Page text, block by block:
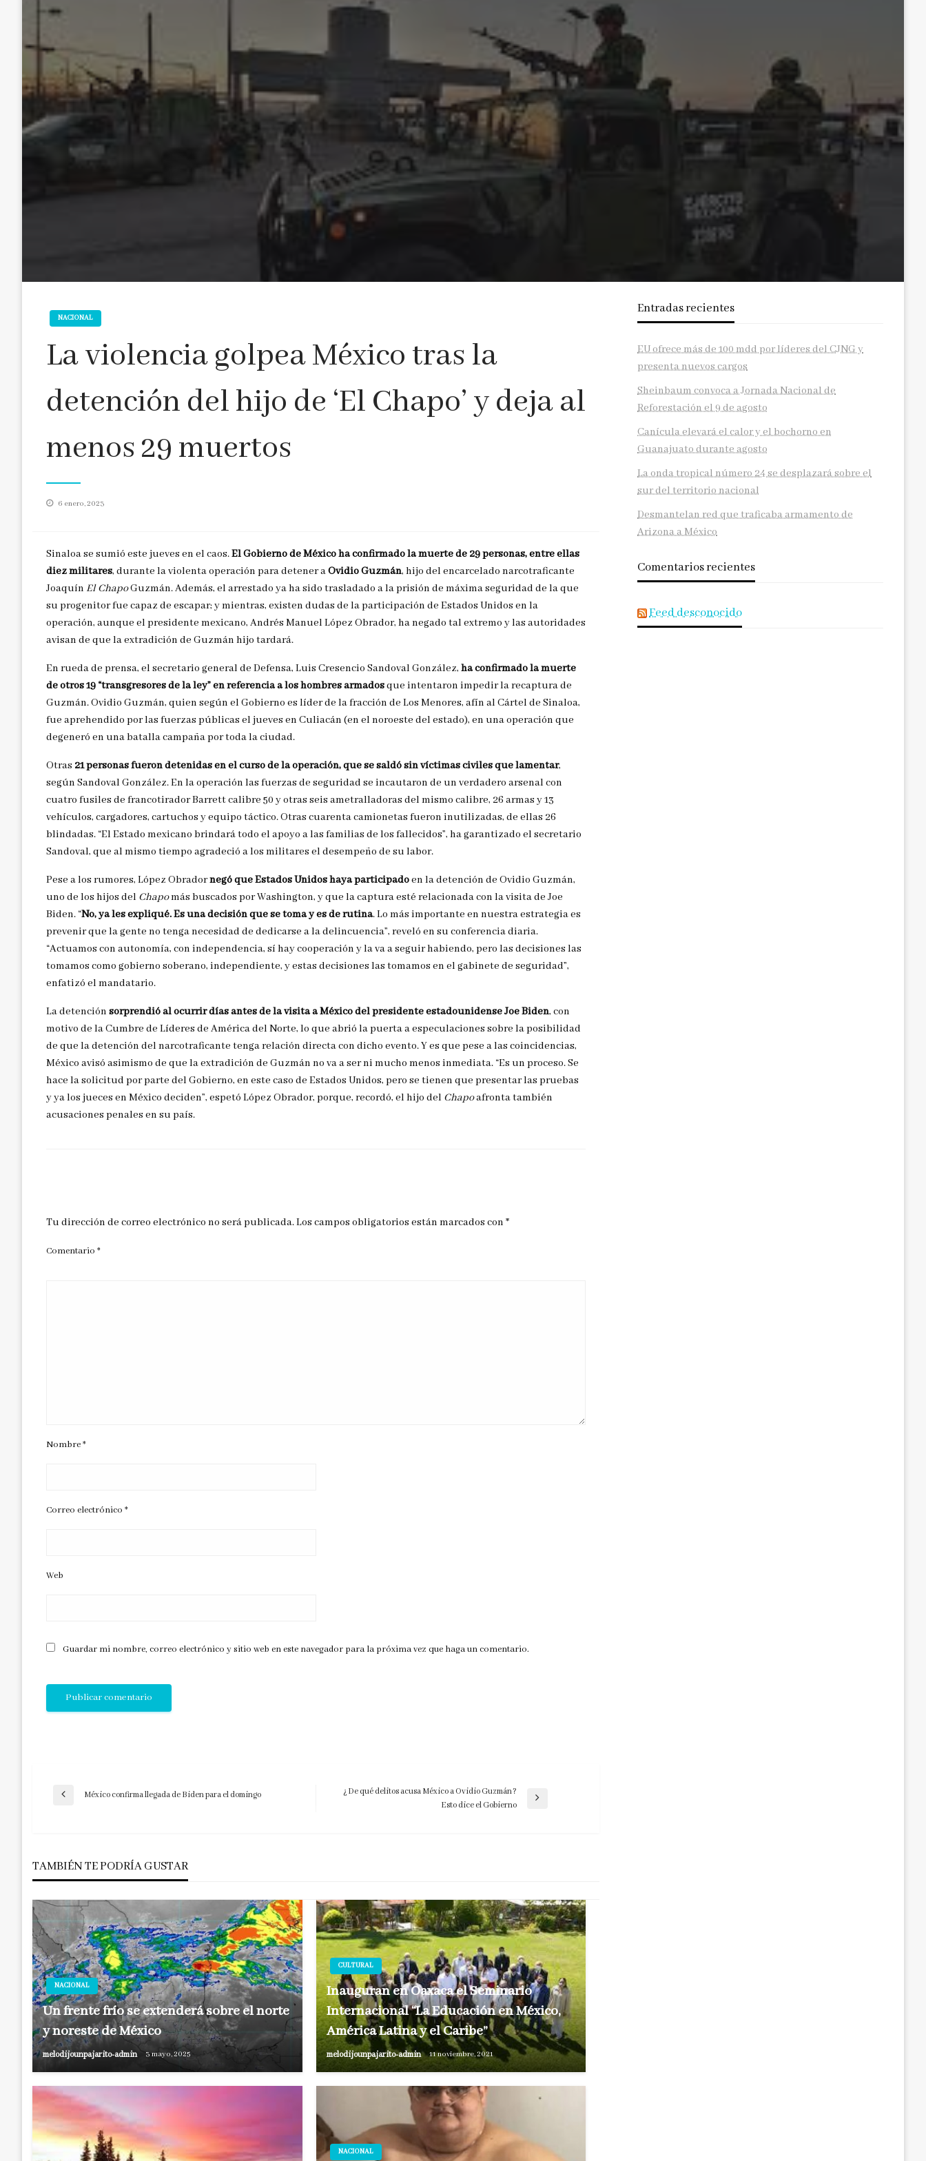
NACIONAL
La violencia golpea México tras la
detención del hijo de ‘El Chapo’ y deja al
menos 29 muertos
Publicado
6 enero, 2023
Sinaloa se sumió este jueves en el caos.El Gobierno de México ha confirmado la muerte de 29 personas, entre ellas
diez militares, durante la violenta operación para detener aOvidio Guzmán, hijo del encarcelado narcotraficante
Joaquín El ChapoGuzmán. Además, el arrestado ya ha sido trasladado a la prisión de máxima seguridad de la que
su progenitor fue capaz de escapar; y mientras, existen dudas de la participación de Estados Unidos en la
operación, aunque el presidente mexicano, Andrés Manuel López Obrador, ha negado tal extremo y las autoridades
avisan de que la extradición de Guzmán hijo tardará.
En rueda de prensa, el secretario general de Defensa, Luis Cresencio Sandoval González, ha confirmado la muerte
de otros 19 “transgresores de la ley” en referencia a los hombres armadosque intentaron impedir la recaptura de
Guzmán. Ovidio Guzmán, quien según el Gobierno es líder de la fracción de Los Menores, afín al Cártel de Sinaloa,
fue aprehendido por las fuerzas públicas el jueves en Culiacán (en el noroeste del estado), en una operación que
degeneró en una batalla campaña por toda la ciudad.
Otras 21 personas fueron detenidas en el curso de la operación, que se saldó sin víctimas civiles que lamentar,
según Sandoval González. En la operación las fuerzas de seguridad se incautaron de un verdadero arsenal con
cuatro fusiles de francotirador Barrett calibre 50 y otras seis ametralladoras del mismo calibre, 26 armas y 13
vehículos, cargadores, cartuchos y equipo táctico. Otras cuarenta camionetas fueron inutilizadas, de ellas 26
blindadas. “El Estado mexicano brindará todo el apoyo a las familias de los fallecidos”, ha garantizado el secretario
Sandoval, que al mismo tiempo agradeció a los militares el desempeño de su labor.
Pese a los rumores, López Obradornegó que Estados Unidos haya participadoen la detención de Ovidio Guzmán,
uno de los hijos del Chapomás buscados por Washington, y que la captura esté relacionada con la visita de Joe
Biden. “No, ya les expliqué. Es una decisión que se toma y es de rutina. Lo más importante en nuestra estrategia es
prevenir que la gente no tenga necesidad de dedicarse a la delincuencia”, reveló en su conferencia diaria.
“Actuamos con autonomía, con independencia, sí hay cooperación y la va a seguir habiendo, pero las decisiones las
tomamos como gobierno soberano, independiente, y estas decisiones las tomamos en el gabinete de seguridad”,
enfatizó el mandatario.
La detención sorprendió al ocurrir días antes de la visita a México del presidente estadounidense Joe Biden, con
motivo de la Cumbre de Líderes de América del Norte, lo que abrió la puerta a especulaciones sobre la posibilidad
de que la detención del narcotraficante tenga relación directa con dicho evento. Y es que pese a las coincidencias,
México avisó asimismo de que la extradición de Guzmán no va a ser ni mucho menos inmediata. “Es un proceso. Se
hace la solicitud por parte del Gobierno, en este caso de Estados Unidos, pero se tienen que presentar las pruebas
y ya los jueces en México deciden”, espetó López Obrador, porque, recordó, el hijo del Chapoafronta también
acusaciones penales en su país.
Tu dirección de correo electrónico no será publicada.Los campos obligatorios están marcados con *
Comentario *
Nombre*
Correo electrónico *
Web
Guardar mi nombre, correo electrónico y sitio web en este navegador para la próxima vez que haga un comentario.
Navegación
entradas
Entrada
México confirma llegada de Biden para el domingo
¿De qué delitos acusa México a Ovidio Guzmán?
Esto dice el Gobierno
TAMBIÉN TE PODRÍA GUSTAR
NACIONAL
Un frente frío se extenderá sobre el norte
y noreste de México
melodijounpajarito-admin 3 mayo, 2025
CULTURAL
Inauguran en Oaxaca el Seminario
Internacional “La Educación en México,
América Latina y el Caribe”
melodijounpajarito-admin 11 noviembre, 2021
NACIONAL
Entradas recientes
EU ofrece más de 100 mdd por líderes del CJNG y
presenta nuevos cargos
Sheinbaum convoca a Jornada Nacional de
Reforestación el 9 de agosto
Canícula elevará el calor y el bochorno en
Guanajuato durante agosto
La onda tropical número 24 se desplazará sobre el
sur del territorio nacional
Desmantelan red que traficaba armamento de
Arizona a México
Comentarios recientes
Feed desconocido